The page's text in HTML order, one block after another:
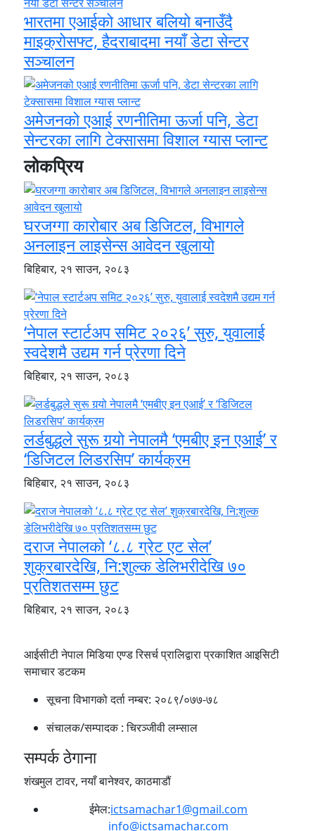
भारतमा एआईको आधार बलियो बनाउँदै
माइक्रोसफ्ट, हैदराबादमा नयाँ डेटा सेन्टर
सञ्चालन
अमेजनको एआई रणनीतिमा ऊर्जा पनि, डेटा
सेन्टरका लागि टेक्सासमा विशाल ग्यास प्लान्ट
लोकप्रिय
घरजग्गा कारोबार अब डिजिटल, विभागले
अनलाइन लाइसेन्स आवेदन खुलायो
बिहिबार, २१ साउन, २०८३
‘नेपाल स्टार्टअप समिट २०२६’ सुरु, युवालाई
स्वदेशमै उद्यम गर्न प्रेरणा दिने
बिहिबार, २१ साउन, २०८३
लर्डबुद्धले सुरू गर्‍यो नेपालमै ‘एमबीए इन एआई’ र
‘डिजिटल लिडरसिप’ कार्यक्रम
बिहिबार, २१ साउन, २०८३
दराज नेपालको ‘८.८ ग्रेट एट सेल’
शुक्रबारदेखि, नि:शुल्क डेलिभरीदेखि ७०
प्रतिशतसम्म छुट
बिहिबार, २१ साउन, २०८३
आईसीटी नेपाल मिडिया एण्ड रिसर्च प्रालिद्वारा प्रकाशित आइसिटी
समाचार डटकम
सूचना विभागको दर्ता नम्बर: २०८९/०७७-७८
संचालक/सम्पादक :चिरञ्जीवी लम्साल
सम्पर्क ठेगाना
शंखमुल टावर, नयाँ बानेश्वर, काठमाडौं
ईमेल:ictsamachar1@gmail.com
info@ictsamachar.com